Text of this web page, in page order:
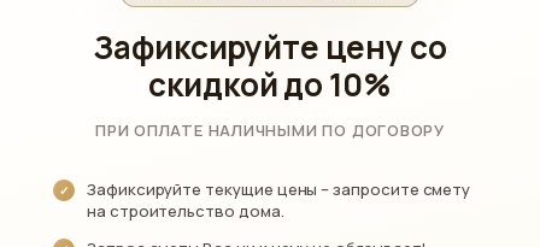
Зафиксируйте цену со
скидкойдо 10%
ПРИ ОПЛАТЕ НАЛИЧНЫМИ ПО ДОГОВОРУ
Зафиксируйте текущие цены – запросите смету
на строительство дома.